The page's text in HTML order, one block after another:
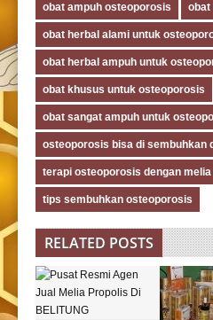
obat ampuh osteoporosis obat
obat herbal alami untuk
obat herbal ampuh untuk
obat khusus untuk osteoporosis
obat sangat ampuh untuk
osteoporosis bisa di sembuhkan
terapi osteoporosis dengan
tips sembuhkan osteoporosis
RELATED POSTS